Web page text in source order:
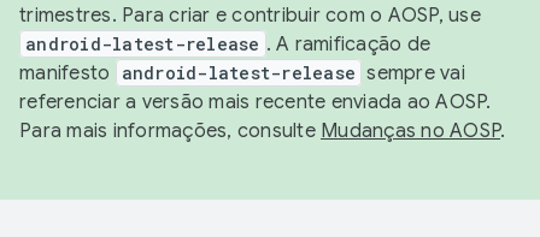
trimestres. Para criar e contribuir com o AOSP, use
android-latest-release . A ramificação de
manifesto
android-latest-release sempre vai
referenciar a versão mais recente enviada ao AOSP.
Para mais informações, consulte Mudanças no AOSP.